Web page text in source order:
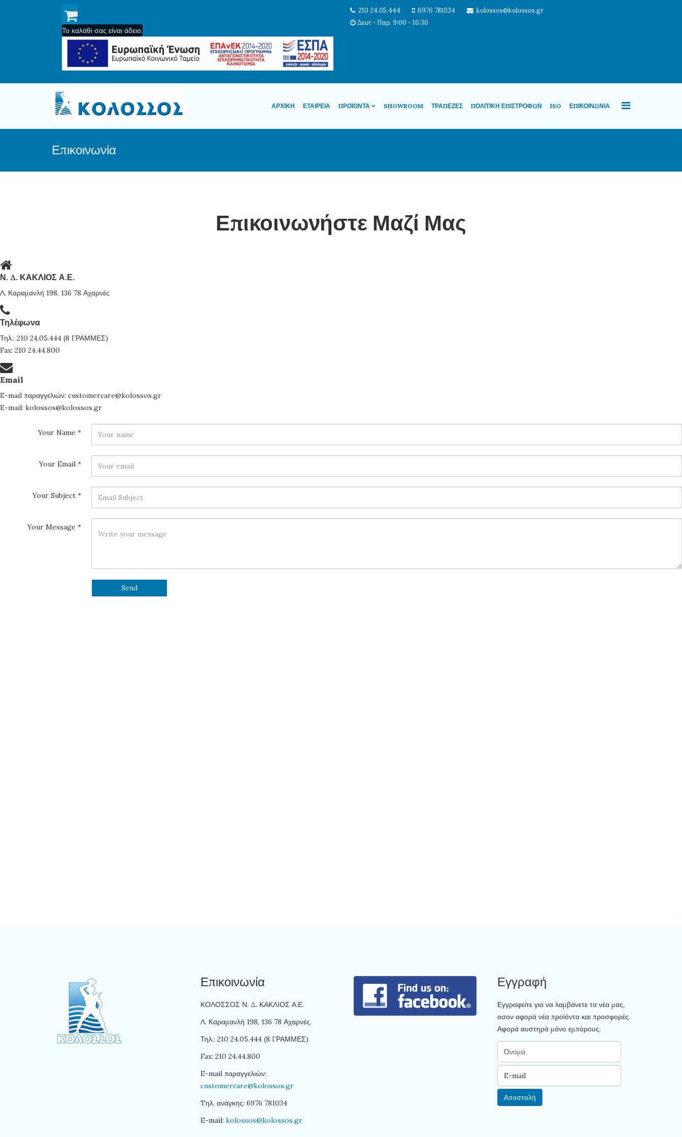
Το καλάθι σας είναι άδειο.
210 24.05.444 6976 781034
kolossos@kolossos.gr
Δευτ - Παρ. 9:00 - 16:30
ΑΡΧΙΚΉ ΕΤΑΙΡΕΊΑ ΠΡΟΪΌΝΤΑ SHOWROOM ΤΡΆΠΕΖΕΣ ΠΟΛΙΤΙΚΉ ΕΠΙΣΤΡΟΦΏΝ ISO ΕΠΙΚΟΙΝΩΝΊΑ
Επικοινωνία
Επικοινωνήστε Μαζί Μας
Ν. Δ. ΚΑΚΛΙΟΣ Α.Ε.
Λ. Καραμανλή 198, 136 78 Αχαρνές
Τηλέφωνα
Τηλ.: 210 24.05.444 (8 ΓΡΑΜΜΕΣ)
Fax: 210 24.44.800
Email
E-mail παραγγελιών: customercare@kolossos.gr
E-mail: kolossos@kolossos.gr
Your Name *
Your Email *
Your Subject *
Your Message *
Send
Επικοινωνία
ΚΟΛΟΣΣΟΣ Ν. Δ. ΚΑΚΛΙΟΣ Α.Ε.
Λ. Καραμανλή 198, 136 78 Αχαρνές.
Τηλ.: 210 24.05.444 (8 ΓΡΑΜΜΕΣ)
Fax: 210 24.44.800
E-mail παραγγελιών:
customercare@kolossos.gr
Tηλ. ανάγκης: 6976 781034
E-mail: kolossos@kolossos.gr
Εγγραφή
Εγγραφείτε για να λαμβάνετε τα νέα μας,
οσον αφορά νέα προϊόντα και προσφορές.
Αφορά αυστηρά μόνο εμπόρους.